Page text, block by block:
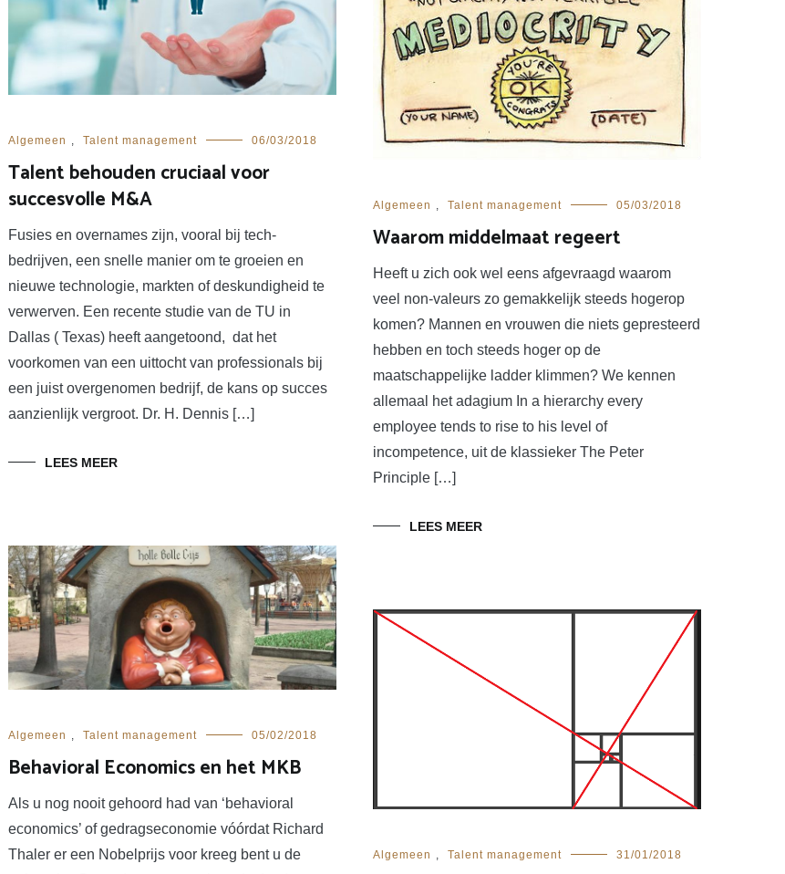
Algemeen Talent management 06/03/2018
Talent behouden cruciaal voor
succesvolle M&A
Fusies en overnames zijn, vooral bij tech-
bedrijven, een snelle manier om te groeien en
nieuwe technologie, markten of deskundigheid te
verwerven. Een recente studie van de TU in
Dallas ( Texas) heeft aangetoond, dat het
voorkomen van een uittocht van professionals bij
een juist overgenomen bedrijf, de kans op succes
aanzienlijk vergroot. Dr. H. Dennis […]
LEES MEER
Algemeen , Talent management 05/03/2018
Waarom middelmaat regeert
Heeft u zich ook wel eens afgevraagd waarom
veel non-valeurs zo gemakkelijk steeds hogerop
komen? Mannen en vrouwen die niets gepresteerd
hebben en toch steeds hoger op de
maatschappelijke ladder klimmen? We kennen
allemaal het adagium In a hierarchy every
employee tends to rise to his level of
incompetence, uit de klassieker The Peter
Principle […]
LEES MEER
Algemeen Talent management 05/02/2018
Behavioral Economics en het MKB
Als u nog nooit gehoord had van ‘behavioral
economics’ of gedragseconomie vóórdat Richard
Thaler er een Nobelprijs voor kreeg bent u de
Algemeen , Talent management 31/01/2018